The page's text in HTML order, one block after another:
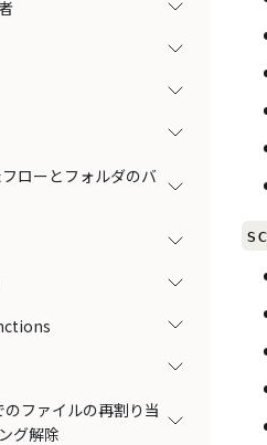
ローとフォルダのバ
ファイルの再割り当
グ解除